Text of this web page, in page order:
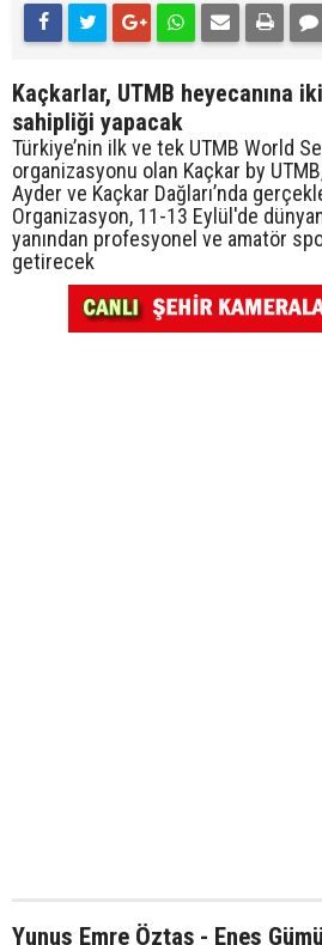
Kaçkarlar, UTMB heyecanına
sahipliği yapacak
Türkiye’nin ilk ve tek UTMB World
organizasyonu olan Kaçkar by
Ayder ve Kaçkar Dağları’nda
Organizasyon, 11-13 Eylül'de
yanından profesyonel ve amatör
getirecek
Yunus Emre Öztaş - Enes